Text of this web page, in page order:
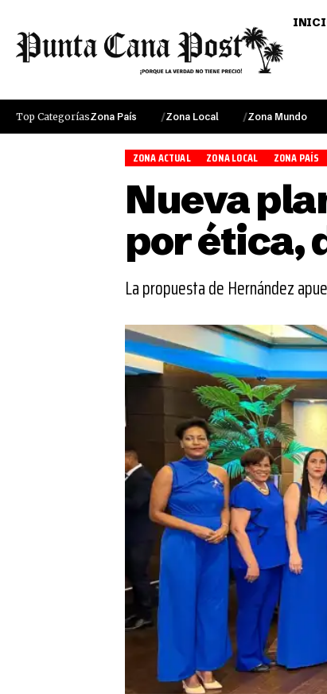
Top CategoríasZona País Zona Local Zona Mundo
ZONA ACTUAL ZONA LOCAL ZONA PAÍS
Nueva
por ética,
La propuesta de Hernández